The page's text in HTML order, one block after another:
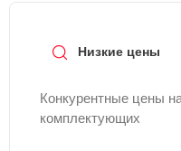
Низкие цены
Конкурентные цены
комплектующих